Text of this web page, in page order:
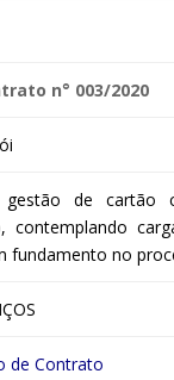
n° 003/2020
de
contemplando
fundamento no
de Contrato